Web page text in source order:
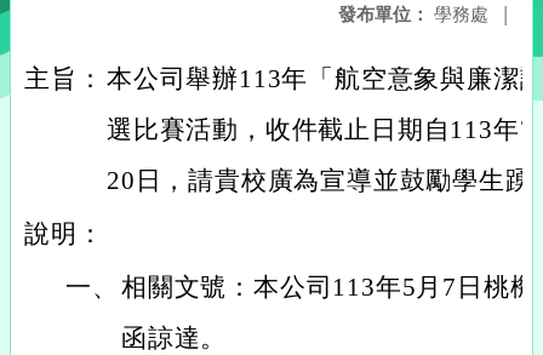
發布單位： 學務處 |
主旨： 本公司舉辦113年「航空意象與廉潔
選比賽活動，收件截止日期自113年
20日，請貴校廣為宣導並鼓勵學生
說明：
一、 相關文號：本公司113年5月7日桃
函諒達。